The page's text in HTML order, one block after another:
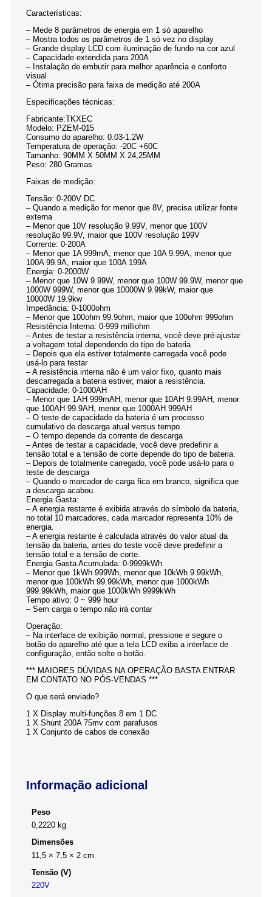
Características:
– Mede 8 parâmetros de energia em 1 só aparelho
– Mostra todos os parâmetros de 1 só vez no display
– Grande display LCD com iluminação de fundo na cor azul
– Capacidade extendida para 200A
– Instalação de embutir para melhor aparência e conforto
visual
– Ótima precisão para faixa de medição até 200A
Especificações técnicas:
Fabricante:TKXEC
Modelo: PZEM-015
Consumo do aparelho: 0.03-1.2W
Temperatura de operação: -20C +60C
Tamanho: 90MM X 50MM X 24,25MM
Peso: 280 Gramas
Faixas de medição:
Tensão: 0-200V DC
– Quando a medição for menor que 8V, precisa utilizar fonte
externa
– Menor que 10V resolução 9.99V, menor que 100V
resolução 99.9V, maior que 100V resolução 199V
Corrente: 0-200A
– Menor que 1A 999mA, menor que 10A 9.99A, menor que
100A 99.9A, maior que 100A 199A
Energia: 0-2000W
– Menor que 10W 9.99W, menor que 100W 99.9W, menor que
1000W 999W, menor que 10000W 9.99kW, maior que
10000W 19.9kw
Impedância: 0-1000ohm
– Menor que 100ohm 99.9ohm, maior que 100ohm 999ohm
Resistência Interna: 0-999 milliohm
– Antes de testar a resistência interna, você deve pré-ajustar
a voltagem total dependendo do tipo de bateria
– Depois que ela estiver totalmente carregada você pode
usá-lo para testar
– A resistência interna não é um valor fixo, quanto mais
descarregada a bateria estiver, maior a resistência.
Capacidade: 0-1000AH
– Menor que 1AH 999mAH, menor que 10AH 9.99AH, menor
que 100AH 99.9AH, menor que 1000AH 999AH
– O teste de capacidade da bateria é um processo
cumulativo de descarga atual versus tempo.
– O tempo depende da corrente de descarga
– Antes de testar a capacidade, você deve predefinir a
tensão total e a tensão de corte depende do tipo de bateria.
– Depois de totalmente carregado, você pode usá-lo para o
teste de descarga
– Quando o marcador de carga fica em branco, significa que
a descarga acabou.
Energia Gasta:
– A energia restante é exibida através do símbolo da bateria,
no total 10 marcadores, cada marcador representa 10% de
energia.
– A energia restante é calculada através do valor atual da
tensão da bateria, antes do teste você deve predefinir a
tensão total e a tensão de corte.
Energia Gasta Acumulada: 0-9999kWh
– Menor que 1kWh 999Wh, menor que 10kWh 9.99kWh,
menor que 100kWh 99.99kWh, menor que 1000kWh
999.99kWh, maior que 1000kWh 9999kWh
Tempo ativo: 0 ~ 999 hour
– Sem carga o tempo não irá contar
Operação:
– Na interface de exibição normal, pressione e segure o
botão do aparelho até que a tela LCD exiba a interface de
configuração, então solte o botão.
*** MAIORES DÚVIDAS NA OPERAÇÃO BASTA ENTRAR
EM CONTATO NO PÓS-VENDAS ***
O que será enviado?
1 X Display multi-funções 8 em 1 DC
1 X Shunt 200A 75mv com parafusos
1 X Conjunto de cabos de conexão
Informação adicional
Peso
0,2220 kg
Dimensões
11,5 × 7,5 × 2 cm
Tensão (V)
220V